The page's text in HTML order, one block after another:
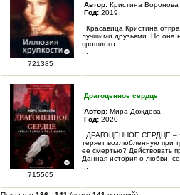
721385
Автор: Кристина Воронова
Год: 2019
Красавица Кристина
лучшими друзьями. Но она
прошлого.
715505
Драгоценное сердце
Автор: Мира Дождева
Год: 2020
ДРАГОЦЕННОЕ СЕРДЦЕ –
теряет возлюбленную при
ее смертью? Действовать
Данная история о любви,